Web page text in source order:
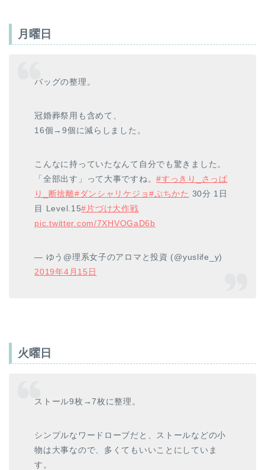
月曜日
バッグの整理。
冠婚葬祭用も含めて、
16個→9個に減らしました。
こんなに持っていたなんて自分でも驚きました。
「全部出す」って大事ですね。#すっきり_さっぱ
り_断捨離#ダンシャリケジョ#ぷちかた 30分 1日
目 Level.15#片づけ大作戦
pic.twitter.com/7XHVOGaD6b
— ゆう@理系女子のアロマと投資 (@yuslife_y)
2019年4月15日
火曜日
ストール9枚→7枚に整理。
シンプルなワードローブだと、ストールなどの小
物は大事なので、多くてもいいことにしていま
す。